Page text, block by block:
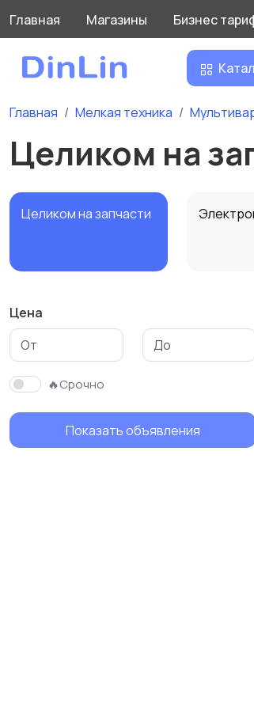
Главная Магазины Бизнес
Главная Мелкая техника
Целиком на
Целиком на запчасти
Цена
🔥Срочно
Показать объявления